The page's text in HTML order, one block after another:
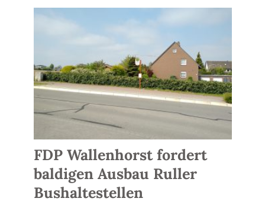
FDP Wallenhorst fordert
baldigen Ausbau Ruller
Bushaltestellen